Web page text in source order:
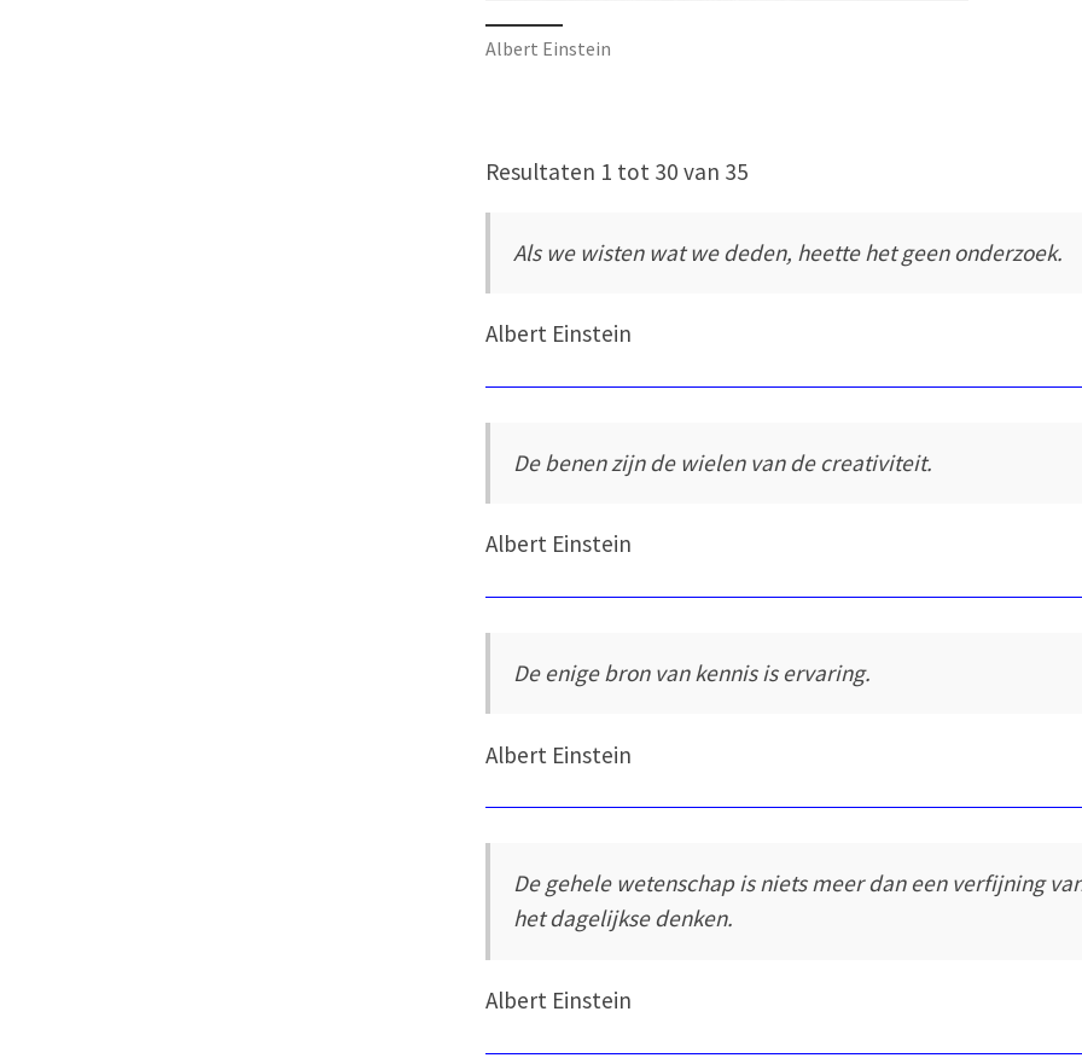
Albert Einstein
Resultaten 1 tot 30 van 35
Als we wisten wat we deden, heette het geen onderzoek.
Albert Einstein
De benen zijn de wielen van de creativiteit.
Albert Einstein
De enige bron van kennis is ervaring.
Albert Einstein
De gehele wetenschap is niets meer dan een verfijning
het dagelijkse denken.
Albert Einstein